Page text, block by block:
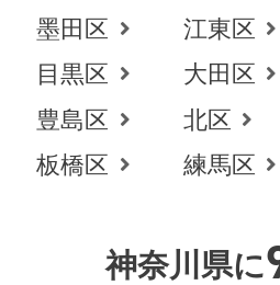
墨田区
江東区
目黒区
大田区
豊島区
北区
板橋区
練馬区
神奈川県に